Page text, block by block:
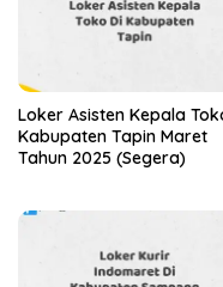
Loker Asisten Kepala
Kabupaten Tapin Maret
Tahun 2025 (Segera)